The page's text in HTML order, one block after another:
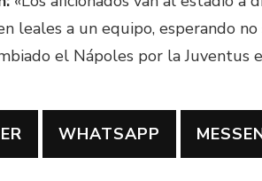
leales a un equipo, esperando
el Nápoles por la Juventus
WHATSAPP